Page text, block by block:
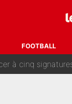
FOOTBALL
sur CNews, un
Pogacar :
signatures en